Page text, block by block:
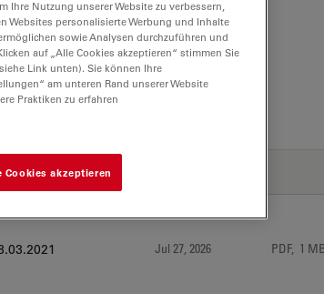
Jul 27, 2026 PDF, 1
Ihre Nutzung unserer Website zu verbessern,
Websites personalisierte Werbung und Inhalte
sowie Analysen durchzuführen und
auf „Alle Cookies akzeptieren“ stimmen Sie
Link unten). Sie können Ihre
am unteren Rand unserer Website
Praktiken zu erfahren
Cookies akzeptieren